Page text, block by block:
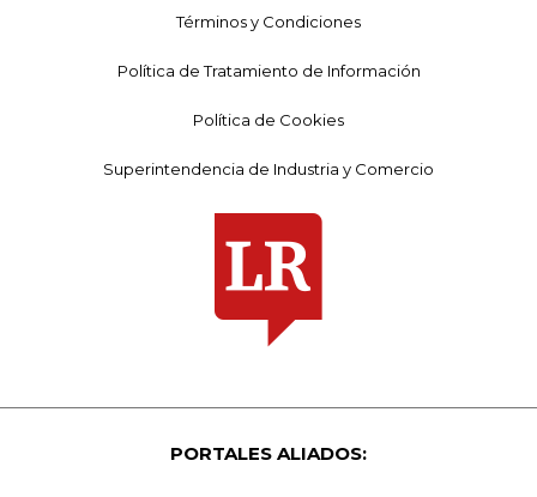
Términos y Condiciones
Política de Tratamiento de Información
Política de Cookies
Superintendencia de Industria y Comercio
PORTALES ALIADOS: